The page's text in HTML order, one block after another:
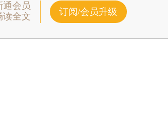
通会员
读全文
订阅/会员升级